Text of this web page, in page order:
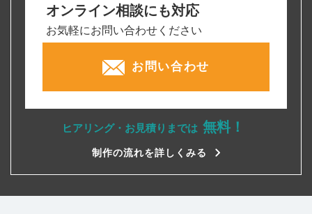
オンライン相談にも対応
お気軽にお問い合わせください
お問い合わせ
ヒアリング・お見積りまでは 無料！
制作の流れを詳しくみる